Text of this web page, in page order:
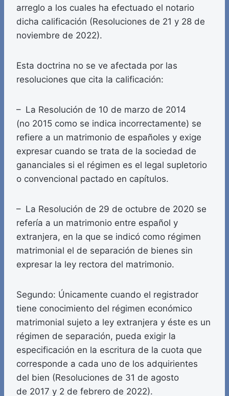
arreglo a los cuales ha efectuado el notario
dicha calificación (Resoluciones de 21 y 28 de
noviembre de 2022).
Esta doctrina no se ve afectada por las
resoluciones que cita la calificación:
– La Resolución de 10 de marzo de 2014
(no 2015 como se indica incorrectamente) se
refiere a un matrimonio de españoles y exige
expresar cuando se trata de la sociedad de
gananciales si el régimen es el legal supletorio
o convencional pactado en capítulos.
– La Resolución de 29 de octubre de 2020 se
refería a un matrimonio entre español y
extranjera, en la que se indicó como régimen
matrimonial el de separación de bienes sin
expresar la ley rectora del matrimonio.
Segundo: Únicamente cuando el registrador
tiene conocimiento del régimen económico
matrimonial sujeto a ley extranjera y éste es un
régimen de separación, pueda exigir la
especificación en la escritura de la cuota que
corresponde a cada uno de los adquirientes
del bien (Resoluciones de 31 de agosto
de 2017 y 2 de febrero de 2022).